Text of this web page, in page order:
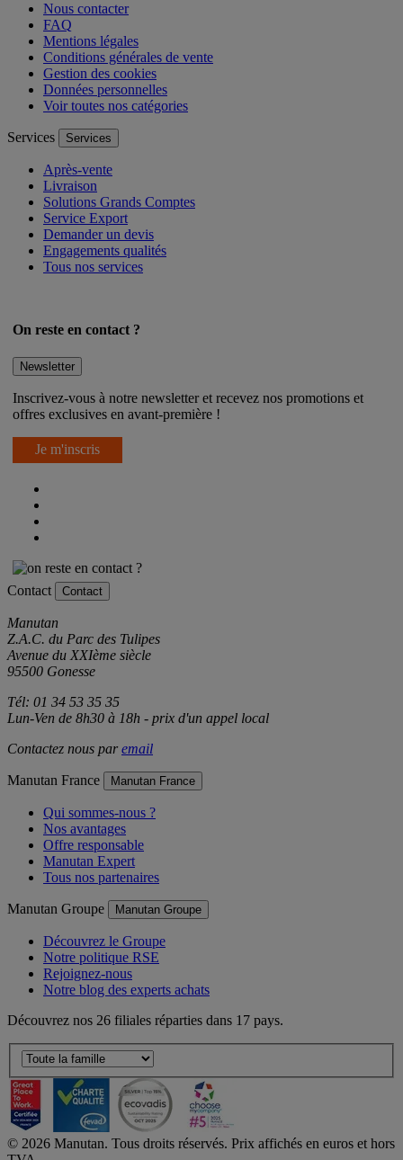
Nous contacter
FAQ
Mentions légales
Conditions générales de vente
Gestion des cookies
Données personnelles
Voir toutes nos catégories
Services Services
Après-vente
Livraison
Solutions Grands Comptes
Service Export
Demander un devis
Engagements qualités
Tous nos services
On reste en contact ?
Newsletter
Inscrivez-vous à notre newsletter et recevez nos promotions et
offres exclusives en avant-première !
Je m'inscris
Contact Contact
Manutan
Z.A.C. du Parc des Tulipes
Avenue du XXIème siècle
95500 Gonesse
Tél: 01 34 53 35 35
Lun-Ven de 8h30 à 18h - prix d'un appel local
Contactez nous paremail
Manutan France Manutan France
Qui sommes-nous ?
Nos avantages
Offre responsable
Manutan Expert
Tous nos partenaires
Manutan Groupe Manutan Groupe
Découvrez le Groupe
Notre politique RSE
Rejoignez-nous
Notre blog des experts achats
Découvrez nos 26 filiales réparties dans 17 pays.
© 2026 Manutan. Tous droits réservés. Prix affichés en euros et hors